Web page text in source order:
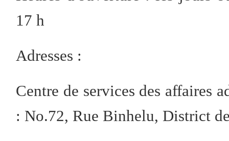
17 h
Adresses :
Centre de services des affaires
: No.72, Rue Binhelu, District